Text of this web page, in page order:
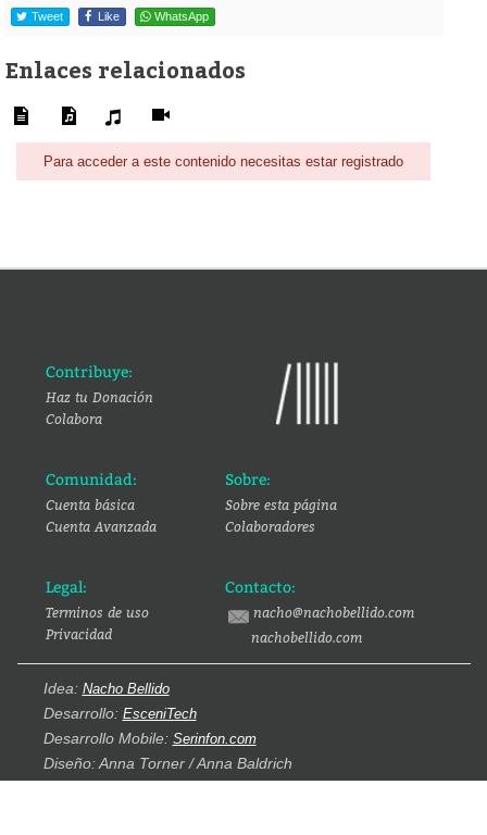
Tweet Like WhatsApp
Enlaces relacionados
Para acceder a este contenido necesitas estar registrado
Contribuye:
Haz tu Donación
Colabora
Comunidad:
Cuenta básica
Cuenta Avanzada
Sobre:
Sobre esta página
Colaboradores
Legal:
Terminos de uso
Privacidad
Contacto:
nacho@nachobellido.com
nachobellido.com
Idea: Nacho Bellido
Desarrollo: EsceniTech
Desarrollo Mobile: Serinfon.com
Diseño: Anna Torner / Anna Baldrich